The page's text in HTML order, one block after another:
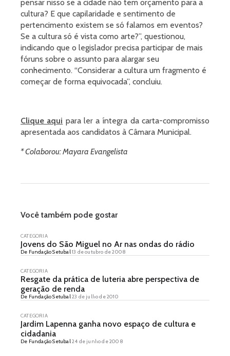
pensar nisso se a cidade não tem orçamento para a
cultura? E que capilaridade e sentimento de
pertencimento existem se só falamos em eventos?
Se a cultura só é vista como arte?”, questionou,
indicando que o legislador precisa participar de mais
fóruns sobre o assunto para alargar seu
conhecimento. “Considerar a cultura um fragmento é
começar de forma equivocada”, concluiu.
Clique aqui para ler a íntegra da carta-compromisso
apresentada aos candidatos à Câmara Municipal.
* Colaborou: Mayara Evangelista
Você também pode gostar
CATEGORIA
Jovens do São Miguel no Ar nas ondas do rádio
De Fundação Setubal13 de outubro de 2008
CATEGORIA
Resgate da prática de luteria abre perspectiva de
geração de renda
De Fundação Setubal23 de julho de 2010
CATEGORIA
Jardim Lapenna ganha novo espaço de cultura e
cidadania
De Fundação Setubal24 de junho de 2008